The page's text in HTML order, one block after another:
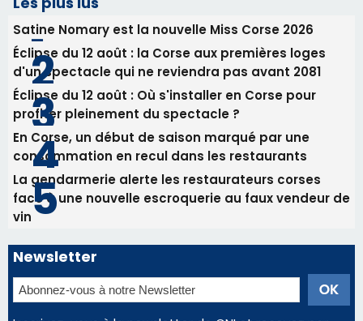
face à une nouvelle escroquerie au faux vendeur de
vin
Newsletter
Inscrivez-vous à la newsletter de CNI et recevez par
email les infos les plus importantes et une sélection de
nos meilleurs articles
Régie publicitaire